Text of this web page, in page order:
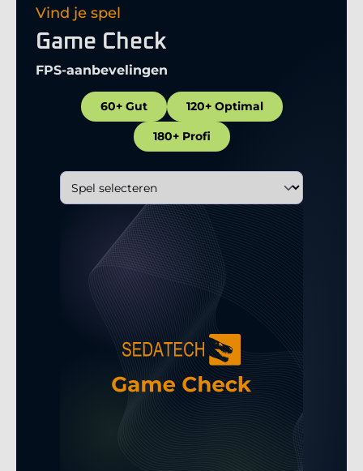
Vind je spel
Game Check
FPS-aanbevelingen
60+ Gut 120+ Optimal
180+ Profi